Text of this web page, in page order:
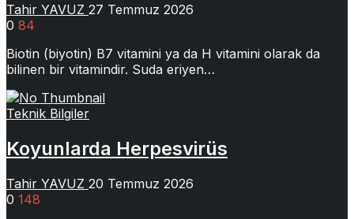
Tahir YAVUZ 27 Temmuz 2026
0 84
Biotin (biyotin) B7 vitamini ya da H vitamini olarak da
bilinen bir vitamindir. Suda eriyen…
Teknik Bilgiler
Koyunlarda Herpesvirüs
Tahir YAVUZ 20 Temmuz 2026
0 148